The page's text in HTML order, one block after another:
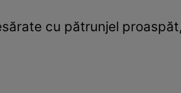
cu pătrunjel